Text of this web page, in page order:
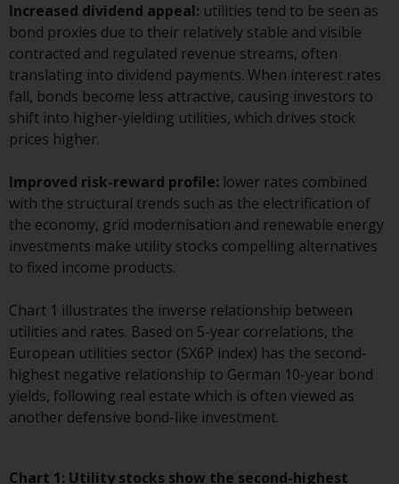
Dies ist ein Werbedokument.
Die Informationen auf den
folgenden Seiten beziehen sich
auf ausländische Organismen für
kollektive Kapitalanlagen, die von
RWC Asset Management LLP oder
einem ihrer verbundenen
Unternehmen verwaltet werden
(die „von Redwheel verwalteten
Fonds“). Einige der von Redwheel
verwalteten Fonds, auf die auf
dieser Website verwiesen wird,
wurden nicht von der
Eidgenössischen
Finanzmarktaufsicht („FINMA“)
zugelassen und Anleger genießen
daher nicht den vollen
Anlegerschutz nach dem
Bundesgesetz über die
Juni 2006 («KAG») oder Aufsicht
Increased dividend appeal: utilities tend to be seen as
bond proxies due to their relatively stable and visible
contracted and regulated revenue streams, often
translating into dividend payments. When interest rates
fall, bonds become less attractive, causing investors to
shift into higher-yielding utilities, which drives stock
prices higher.
Improved risk-reward profile: lower rates combined
with the structural trends such as the electrification of
the economy, grid modernisation and renewable energy
investments make utility stocks compelling alternatives
to fixed income products.
Chart 1 illustrates the inverse relationship between
utilities and rates. Based on 5-year correlations, the
European utilities sector (SX6P index) has the second-
highest negative relationship to German 10-year bond
yields, following real estate which is often viewed as
another defensive bond-like investment.
Chart 1: Utility stocks show the second-highest